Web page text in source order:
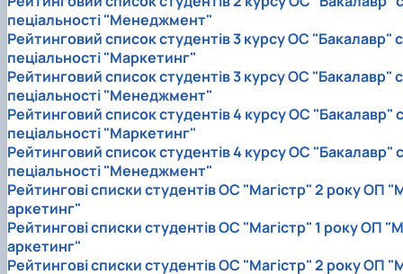
пеціальності "Менеджмент"
Рейтинговий список студентів 3 курсу ОС "Бакалавр" с
пеціальності "Маркетинг"
Рейтинговий список студентів 3 курсу ОС "Бакалавр" с
пеціальності "Менеджмент"
Рейтинговий список студентів 4 курсу ОС "Бакалавр" с
пеціальності "Маркетинг"
Рейтинговий список студентів 4 курсу ОС "Бакалавр" с
пеціальності "Менеджмент"
Рейтингові списки студентів ОС "Магістр" 2 року ОП
аркетинг"
Рейтингові списки студентів ОС "Магістр" 1 року ОП "М
аркетинг"
Рейтингові списки студентів ОС "Магістр" 2 року ОП